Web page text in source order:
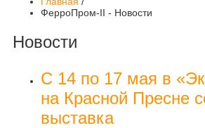
ФерроПром-II - Новости
Новости
С 14 по 17 мая в
на Красной Пресне
выставка